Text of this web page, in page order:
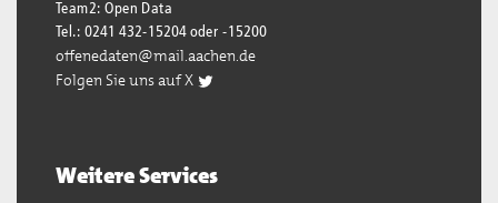
Team2: Open Data
Tel.: 0241 432-15204 oder -15200
offenedaten@mail.aachen.de
Folgen Sie uns auf X
Weitere Services